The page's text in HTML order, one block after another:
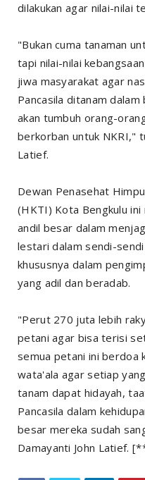
dilakukan agar nilai-nilai
"Bukan cuma tanaman
tapi nilai-nilai
jiwa masyarakat agar
Pancasila ditanam
akan tumbuh orang-
berkorban untuk NKRI,"
Latief.
Dewan Penasehat
(HKTI) Kota Bengkulu ini
andil besar dalam
lestari dalam sendi-
khususnya dalam
yang adil dan beradab.
"Perut 270 juta lebih
petani agar bisa terisi
semua petani ini berdoa
wata'ala agar setiap
tanam dapat hidayah,
Pancasila dalam
besar mereka sudah
Damayanti John Latief.